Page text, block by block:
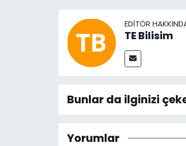
EDITÖR
TE Bilisim
Bunlar da ilginizi
Yorumlar